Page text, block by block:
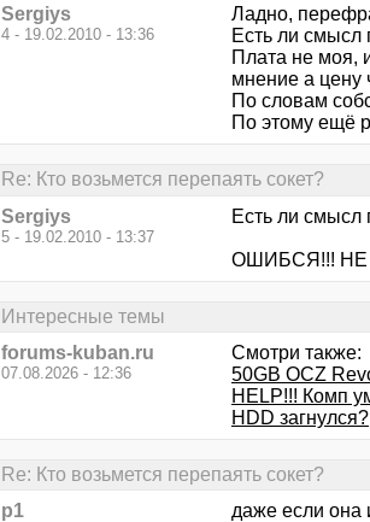
Sergiys
4 - 19.02.2010 - 13:36
Ладно,
Есть ли смысл
Плата не моя,
мнение а цену
По словам
По этому ещё
Re: Кто возьмется перепаять сокет?
Sergiys
5 - 19.02.2010 - 13:37
Есть ли смысл
ОШИБСЯ!!! НЕ
Интересные темы
forums-kuban.ru
07.08.2026 - 12:36
Смотри также:
50GB OCZ
HELP!!! Комп
HDD загнулся?
Re: Кто возьмется перепаять сокет?
p1
даже если она